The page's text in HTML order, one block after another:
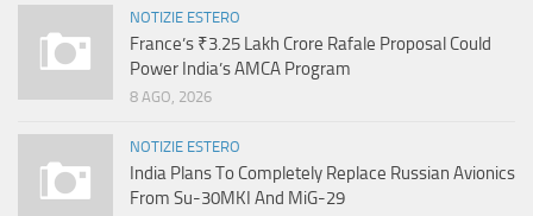
NOTIZIE ESTERO
France’s ₹3.25 Lakh Crore Rafale Proposal Could
Power India’s AMCA Program
8 AGO, 2026
NOTIZIE ESTERO
India Plans To Completely Replace Russian Avionics
From Su-30MKI And MiG-29